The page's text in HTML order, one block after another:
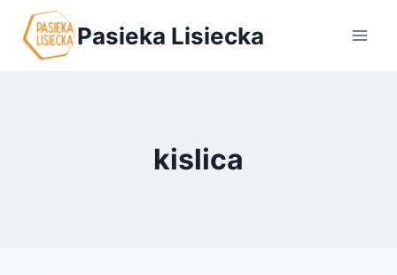
Przejdź
treści
Pasieka Lisiecka
kislica